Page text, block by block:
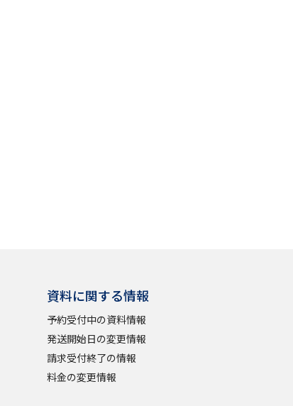
資料に関する情報
予約受付中の資料情報
発送開始日の変更情報
請求受付終了の情報
料金の変更情報